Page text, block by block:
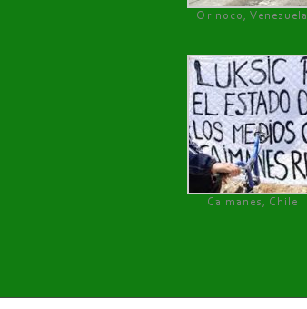
Orinoco, Venezuela
Caimanes, Chile